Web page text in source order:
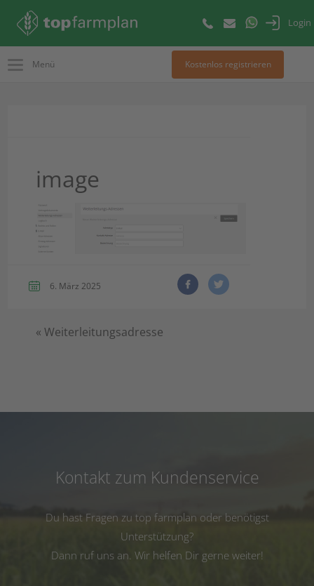
Login
Menü Kostenlos registrieren
image
6. März 2025
«Weiterleitungsadresse
Kontakt zum Kundenservice
Du hast Fragen zu top farmplan oder benötigst
Unterstützung?
Dann ruf uns an. Wir helfen Dir gerne weiter!